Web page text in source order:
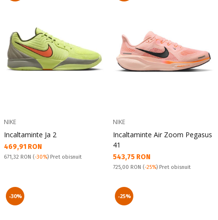
NIKE
Incaltaminte Ja 2
Текуща цена:
469,91 RON
Pret obisnuit:
671,32 RON (-30%) Pret obisnuit
NIKE
Incaltaminte Air Zoom Pegasus
41
Текуща цена:
543,75 RON
Pret obisnuit:
725,00 RON (-25%) Pret obisnuit
-30% -25%